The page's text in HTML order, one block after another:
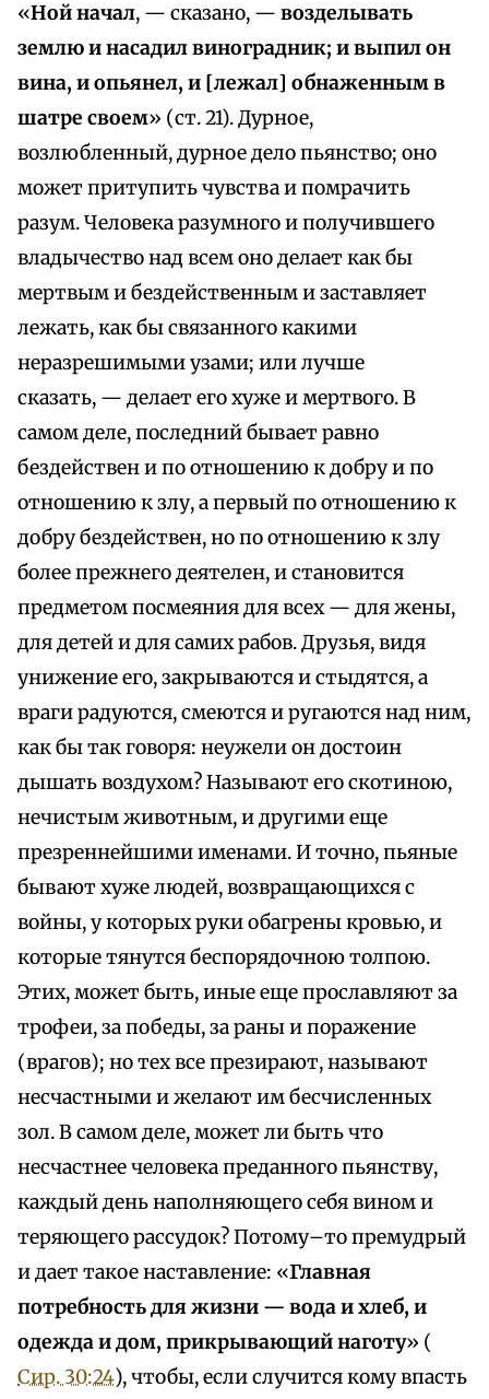
«Ной начал, — сказано, — возделывать
землю и насадил виноградник; и выпил он
вина, и опьянел, и [лежал] обнаженным в
шатре своем» (ст. 21). Дурное,
возлюбленный, дурное дело пьянство; оно
может притупить чувства и помрачить
разум. Человека разумного и получившего
владычество над всем оно делает как бы
мертвым и бездейственным и заставляет
лежать, как бы связанного какими
неразрешимыми узами; или лучше
сказать, — делает его хуже и мертвого. В
самом деле, последний бывает равно
бездействен и по отношению к добру и по
отношению к злу, а первый по отношению к
добру бездействен, но по отношению к злу
более прежнего деятелен, и становится
предметом посмеяния для всех — для жены,
для детей и для самих рабов. Друзья, видя
унижение его, закрываются и стыдятся, а
враги радуются, смеются и ругаются над ним,
как бы так говоря: неужели он достоин
дышать воздухом? Называют его скотиною,
нечистым животным, и другими еще
презреннейшими именами. И точно, пьяные
бывают хуже людей, возвращающихся с
войны, у которых руки обагрены кровью, и
которые тянутся беспорядочною толпою.
Этих, может быть, иные еще прославляют за
трофеи, за победы, за раны и поражение
(врагов); но тех все презирают, называют
несчастными и желают им бесчисленных
зол. В самом деле, может ли быть что
несчастнее человека преданного пьянству,
каждый день наполняющего себя вином и
теряющего рассудок? Потому–то премудрый
и дает такое наставление: «Главная
потребность для жизни — вода и хлеб, и
одежда и дом, прикрывающий наготу» (
Сир. 30:24), чтобы, если случится кому впасть